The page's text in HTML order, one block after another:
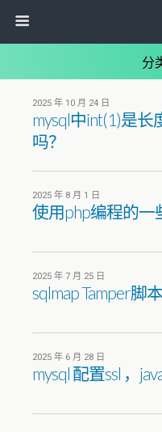
分
2025 年 10 月 24 日
mysql中int(1)是长
吗？
2025 年 8 月 1 日
使用php编程的一
2025 年 7 月 25 日
sqlmap Tamper脚
2025 年 6 月 28 日
mysql 配置ssl ，